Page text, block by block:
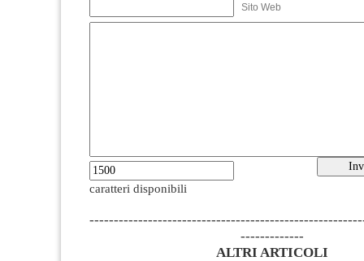
Sito Web
caratteri disponibili
-------------
ALTRI ARTICOLI